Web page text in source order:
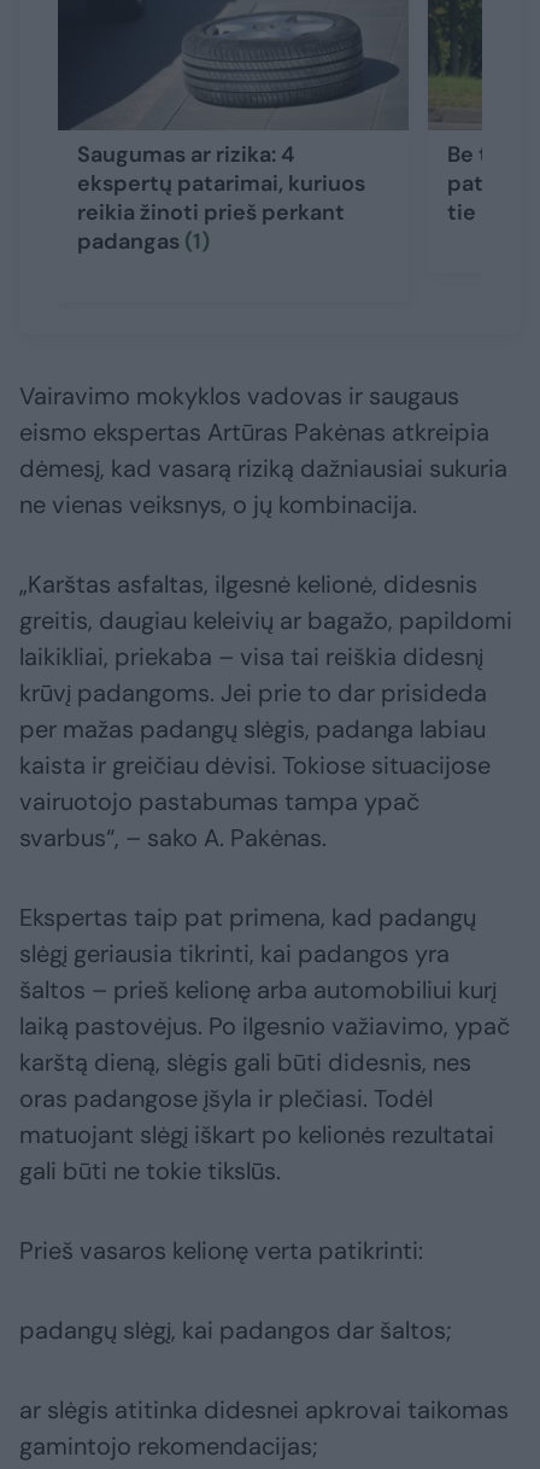
Saugumas ar rizika: 4
ekspertų patarimai, kuriuos
reikia žinoti prieš perkant
padangas (1)
Be
patys to
tie
Vairavimo mokyklos vadovas ir saugaus
eismo ekspertas Artūras Pakėnas atkreipia
dėmesį, kad vasarą riziką dažniausiai sukuria
ne vienas veiksnys, o jų kombinacija.
„Karštas asfaltas, ilgesnė kelionė, didesnis
greitis, daugiau keleivių ar bagažo, papildomi
laikikliai, priekaba – visa tai reiškia didesnį
krūvį padangoms. Jei prie to dar prisideda
per mažas padangų slėgis, padanga labiau
kaista ir greičiau dėvisi. Tokiose situacijose
vairuotojo pastabumas tampa ypač
svarbus“, – sako A. Pakėnas.
Ekspertas taip pat primena, kad padangų
slėgį geriausia tikrinti, kai padangos yra
šaltos – prieš kelionę arba automobiliui kurį
laiką pastovėjus. Po ilgesnio važiavimo, ypač
karštą dieną, slėgis gali būti didesnis, nes
oras padangose įšyla ir plečiasi. Todėl
matuojant slėgį iškart po kelionės rezultatai
gali būti ne tokie tikslūs.
Prieš vasaros kelionę verta patikrinti:
padangų slėgį, kai padangos dar šaltos;
ar slėgis atitinka didesnei apkrovai taikomas
gamintojo rekomendacijas;